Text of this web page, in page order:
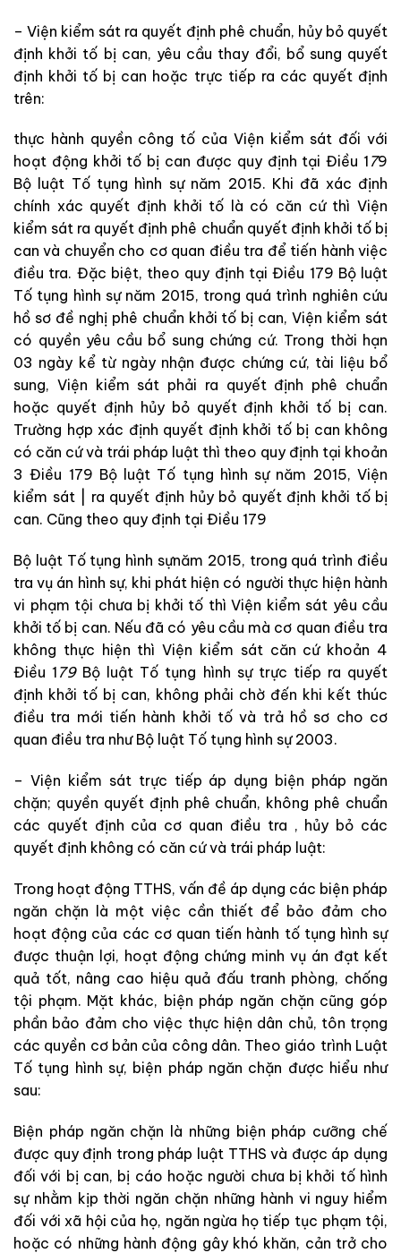
–Viện kiểm sát ra quyết định phê chuẩn, hủy bỏ quyết
định khởi tố bị can, yêu cầu thay đổi, bổ sung quyết
định khởi tố bị can hoặc trực tiếp ra các quyết định
trên:
thực hành quyền công tố của Viện kiểm sát đốivới
hoạt động khởi tố bị can được quy định tạiĐiều1 79
Bộ luật Tố tụng hình sự năm 2015. Khi đã xác định
chính xác quyết định khởi tố là có căn cứ thìViện
kiểm sát ra quyết định phê chuẩn quyết định khởi tố bị
canvà chuyển cho cơ quan điều tra để tiến hànhviệc
điều tra. Đặc biệt, theo quy định tạiĐiều 179 Bộ luật
Tố tụng hình sự năm 2015, trong quá trình nghiên cứu
hồ sơ đề nghị phê chuẩn khởi tố bị can,Viện kiểm sát
có quyền yêu cầu bổ sung chứng cứ. Trong thời hạn
03 ngày kể từ ngày nhận được chứng cứ, tài liệu bổ
sung, Viện kiểm sát phải ra quyết định phê chuẩn
hoặc quyết định hủy bỏ quyết định khởi tố bị can.
Trường hợp xác định quyết định khởi tố bị can không
có căn cứvà trái pháp uật thì theo quy định tại khoản
3Điều 179 Bộ luật Tố tụng hình sự năm 2015,Viện
kiểm sát
ra quyết định hủy bỏ quyết định khởi tố bị
can. Cũng theo quy định tại Điều 179
Bộ luật Tố tụng hình sựnăm 2015, trong quá trình điều
travụ án hình sự, khi phát hiện có người thực hiện hành
vi phạm tội chưa bị khởi tố thì Viện kiểm sát yêu cầu
khởi tố bị can. Nếu đã có yêu cầu mà cơ quan điều tra
không thực hiện thìViện kiểm sát căn cứ khoản 4
Điều1 79 Bộ luật Tố tụng hình sự trực tiếp ra quyết
định khởi tố bị can, không phải chờ đến khi kết thúc
điều tra mới tiến hành khởi tốvà trả hồ sơ cho cơ
quan điều tra như Bộ luật Tố tụng hình sự 2003.
– Viện kiểm sát trực tiếp áp dụng biện pháp ngăn
chặn; quyền quyết định phê chuẩn, không phê chuẩn
các quyết định của cơ quan điều tra , hủy bỏ các
quyết định không có căn cứvà trái pháp luật:
Trong hoạt động TTHS, vấn đề áp dụng các biện pháp
ngăn chặn là một việc cần thiết để bảo đảm cho
hoạt động của các cơ quan tiến hành tố tụng hình sự
được thuận lợi, hoạt động chứng minh vụ án đạt kết
quả tốt, nâng cao hiệu quả đấu tranh phòng, chống
tội phạm. Mặt khác, biện pháp ngăn chặn cũng góp
phần bảo đảm choviệc thực hiện dân chủ, tôn trọng
các quyền cơ bản của công dân. Theo giáo trình Luật
Tố tụng hình sự, biện pháp ngăn chặn được hiểu như
sau:
Biện pháp ngăn chặn là những biện pháp cưỡng chế
được quy định trong pháp luật TTHSvà được áp dụng
đốivới bị can, bị cáo hoặc người chưa bị khởi tố hình
sự nhằm kịp thời ngăn chặn những hành vi nguy hiểm
đối vớixã hội của họ, ngăn ngừa họ tiếp tục phạm tội,
hoặc có những hành động gây khó khăn, cản trở cho